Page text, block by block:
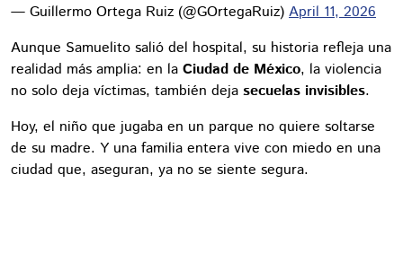
— Guillermo Ortega Ruiz (@GOrtegaRuiz) April 11, 2026
Aunque Samuelito salió del hospital, su historia refleja una
realidad más amplia: en la Ciudad de México, la violencia
no solo deja víctimas, también deja secuelas invisibles.
Hoy, el niño que jugaba en un parque no quiere soltarse
de su madre. Y una familia entera vive con miedo en una
ciudad que, aseguran, ya no se siente segura.